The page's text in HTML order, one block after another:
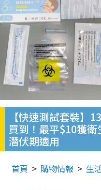
【快速測試套裝】
買到！最平$10獲
潛伏期適用
首頁 購物情報 生